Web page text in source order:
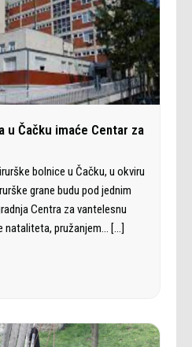
u Čačku imaće Centar za
bolnice u Čačku, u okviru
grane budu pod jednim
Centra za vantelesnu
nataliteta, pružanjem… […]